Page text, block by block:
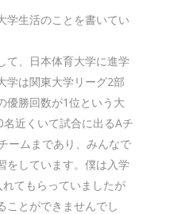
学生活のことを書いてい
て、日本体育大学に進学
学は関東大学リーグ2部
優勝回数が1位という大
近くいて試合に出るAチ
ームまであり、みんなで
をしています。僕は入学
てもらっていましたが
ことができませんでし